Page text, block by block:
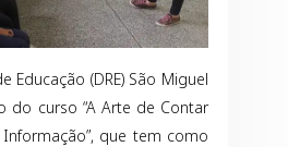
Educação (DRE) São Miguel
do curso “A Arte de Contar
que tem como